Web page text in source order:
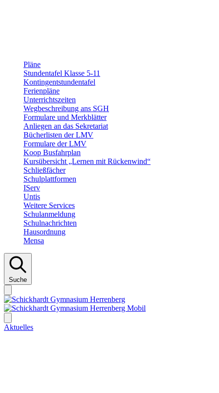
Pläne
Stundentafel Klasse 5-11
Kontingentstundentafel
Ferienpläne
Unterrichtszeiten
Wegbeschreibung ans SGH
Formulare und Merkblätter
Anliegen an das Sekretariat
Bücherlisten der LMV
Formulare der LMV
Koop Busfahrplan
Kursübersicht „Lernen mit Rückenwind“
Schließfächer
Schulplattformen
IServ
Untis
Weitere Services
Schulanmeldung
Schulnachrichten
Hausordnung
Mensa
Suche
Aktuelles